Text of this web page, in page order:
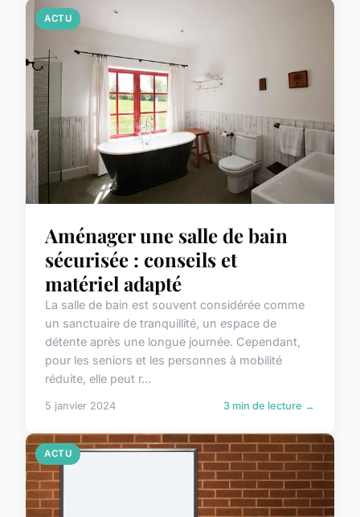
ACTU
Aménager une salle de bain
sécurisée : conseils et
matériel adapté
La salle de bain est souvent considérée comme
un sanctuaire de tranquillité, un espace de
détente après une longue journée. Cependant,
pour les seniors et les personnes à mobilité
réduite, elle peut r...
5 janvier 2024 3 min de lecture →
ACTU